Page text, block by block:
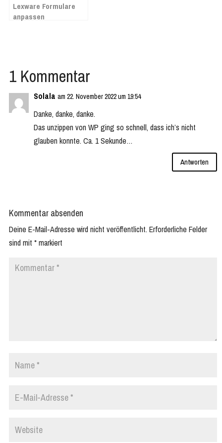
Lexware Formulare
anpassen
1 Kommentar
Solala am 22. November 2022 um 19:54
Danke, danke, danke.
Das unzippen von WP ging so schnell, dass ich’s nicht
glauben konnte. Ca. 1 Sekunde…
Antworten
Kommentar absenden
Deine E-Mail-Adresse wird nicht veröffentlicht. Erforderliche Felder
sind mit *markiert